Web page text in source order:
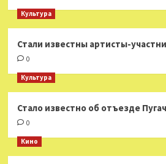
Культура
Стали известны артисты-
0
Культура
Стало известно об отъезде
0
Кино